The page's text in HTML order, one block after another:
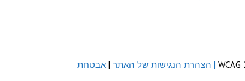
| הצהרת הנגישות של האתר | אבטחת